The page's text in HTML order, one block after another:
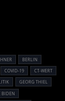
BERLIN
COVID-19
CT-WERT
GEORG THIEL
BIDEN